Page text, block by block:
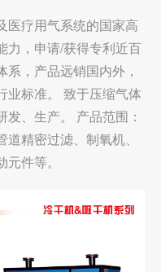
医疗用气系统的国家高
力，申请/获得专利近百
，产品远销国内外，
业标准。 致于压缩气体
、生产。 产品范围：
精密过滤、制氧机、
件等。